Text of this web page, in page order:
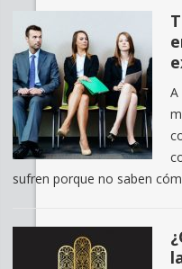
A
sufren porque no saben